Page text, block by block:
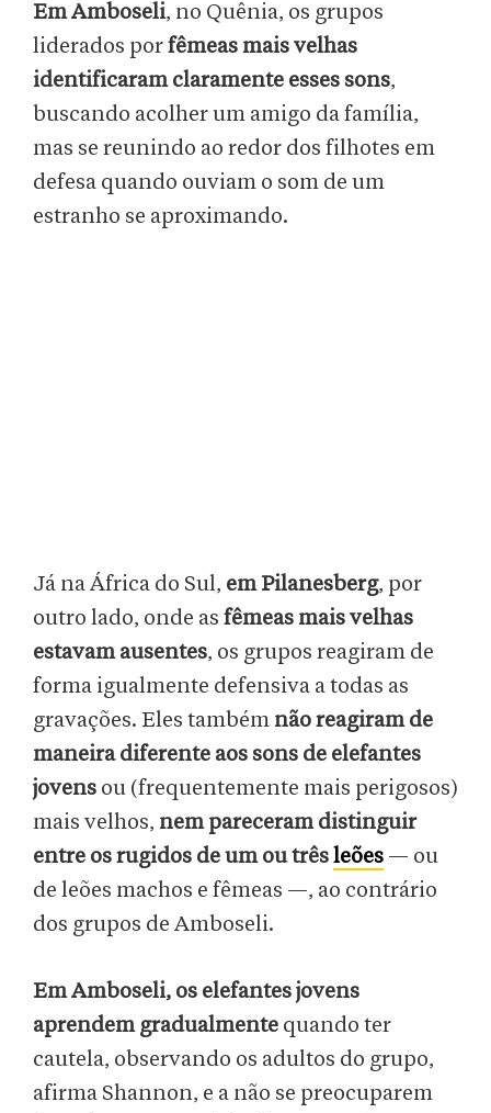
Em Amboseli, no Quênia, os grupos
liderados porfêmeas mais velhas
identificaram claramente esses sons,
buscando acolher um amigo da família,
mas se reunindo ao redor dos filhotes em
defesa quando ouviam o som de um
estranho se aproximando.
Já na África do Sul, em Pilanesberg, por
outro lado, onde as fêmeas mais velhas
estavam ausentes, os grupos reagiram de
forma igualmente defensiva a todas as
gravações. Eles também não reagiram de
maneira diferente aos sons de elefantes
jovens ou (frequentemente mais perigosos)
mais velhos, nem pareceram distinguir
entre os rugidos de um ou trêsleões — ou
de leões machos e fêmeas —, ao contrário
dos grupos de Amboseli.
Em Amboseli, os elefantes jovens
aprendem gradualmente quando ter
cautela, observando os adultos do grupo,
afirma Shannon, e a não se preocuparem